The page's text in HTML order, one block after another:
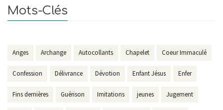
Mots-Clés
Anges Archange Autocollants Chapelet Coeur Immaculé
Confession Délivrance Dévotion Enfant Jésus Enfer
Fins dernières Guérison Imitations jeunes Jugement